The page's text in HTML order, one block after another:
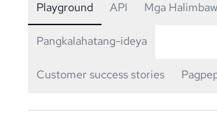
Playground API Mga
Pangkalahatang-ideya
Customer success stories